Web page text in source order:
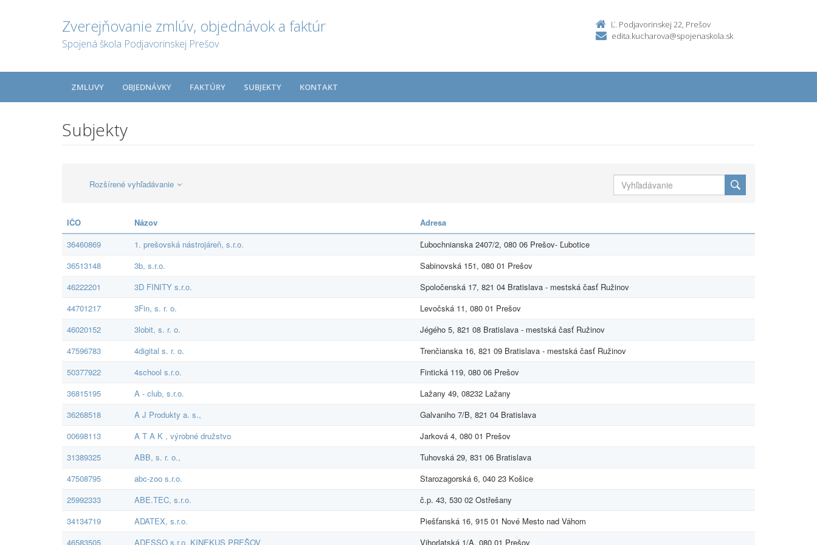
Zverejňovanie zmlúv, objednávok a faktúr
Spojená škola Podjavorinskej Prešov
Ľ. Podjavorinskej 22, Prešov
edita.kucharova@spojenaskola.sk
ZMLUVY OBJEDNÁVKY FAKTÚRY SUBJEKTY KONTAKT
Subjekty
Rozšírené vyhľadávanie
IČO Názov
Adresa
36460869
1. prešovská nástrojáreň, s.r.o.
Ľubochnianska 2407/2, 080 06 Prešov- Ľubotice
36513148
3b, s.r.o.
Sabinovská 151, 080 01 Prešov
46222201
3D FINITY s.r.o.
Spoločenská 17, 821 04 Bratislava - mestská časť Ružinov
44701217
3Fin, s. r. o.
Levočská 11, 080 01 Prešov
46020152
3lobit, s. r. o.
Jégého 5, 821 08 Bratislava - mestská časť Ružinov
47596783
4digital s. r. o.
Trenčianska 16, 821 09 Bratislava - mestská časť Ružinov
50377922
4school s.r.o.
Fintická 119, 080 06 Prešov
36815195
A - club, s.r.o.
Lažany 49, 08232 Lažany
36268518
A J Produkty a. s.,
Galvaniho 7/B, 821 04 Bratislava
00698113
A T A K , výrobné družstvo
Jarková 4, 080 01 Prešov
31389325
ABB, s. r. o.,
Tuhovská 29, 831 06 Bratislava
47508795
abc-zoo s.r.o.
Starozagorská 6, 040 23 Košice
25992333
ABE.TEC, s.r.o.
č.p. 43, 530 02 Ostřešany
34134719
ADATEX, s.r.o.
Piešťanská 16, 915 01 Nové Mesto nad Váhom
46583505
ADESSO s.r.o. KINEKUS PREŠOV Vihorlatská 1/A, 080 01 Prešov